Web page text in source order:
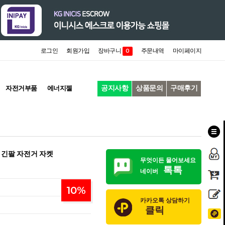
로그인 회원가입 장바구니 0 주문내역 마이페이지
자전거부품 에너지젤 공지사항 상품문의 구매후기
팔 자전거 자켓
10%
무엇이든 물어보세요
네이버
톡톡
카카오톡 상담하기
클릭